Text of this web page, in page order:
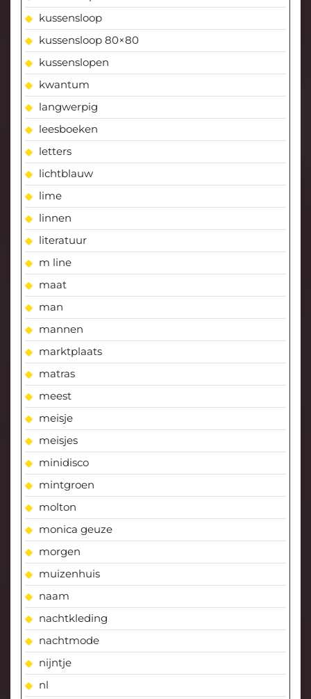
kussensloop
kussensloop 80×80
kussenslopen
kwantum
langwerpig
leesboeken
letters
lichtblauw
lime
linnen
literatuur
m line
maat
man
mannen
marktplaats
matras
meest
meisje
meisjes
minidisco
mintgroen
molton
monica geuze
morgen
muizenhuis
naam
nachtkleding
nachtmode
nijntje
nl